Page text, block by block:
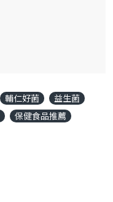
輔仁好菌
益生菌
保健食品推薦